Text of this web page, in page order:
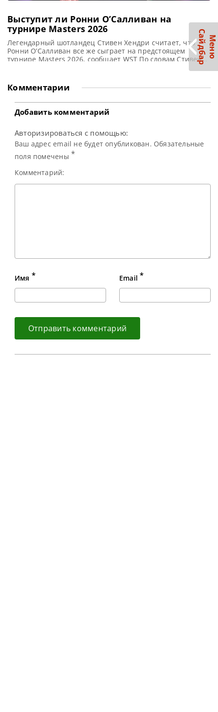
Выступит ли Ронни О’Салливан на
турнире Masters 2026
Легендарный шотландец Стивен Хендри считает, что
Ронни О’Салливан все же сыграет на предстоящем
турнире Masters 2026, сообщает WST По словам Стивена
Хендри, Ронни О’Салливан все же появится на турнире
колебания Ракеты относительно своего участия. В
зрелищном матче первого круга, который пройдет в
Alexandra Palace в январе, 50-летний Ронни
Комментарии
Добавить комментарий
Авторизироваться с помощью:
Ваш адрес email не будет опубликован. Обязательные
поля помечены *
Комментарий:
Имя * Email *
М
е
н
ю
Са
й
д
б
а
р